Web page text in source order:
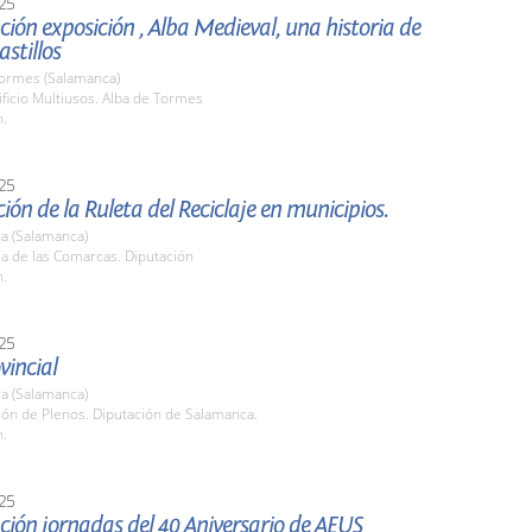
exposición , Alba Medieval, una historia de
(Salamanca)
Multiusos. Alba de Tormes
de la Ruleta del Reciclaje en municipios.
(Salamanca)
de las Comarcas. Diputación
(Salamanca)
de Plenos. Diputación de Salamanca.
jornadas del 40 Aniversario de AEUS